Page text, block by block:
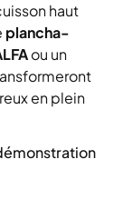
haut
plancha-
ou un
en plein